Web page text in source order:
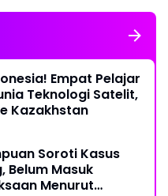
Empat Pelajar
Teknologi Satelit,
Kazakhstan
Soroti Kasus
Belum Masuk
Menurut